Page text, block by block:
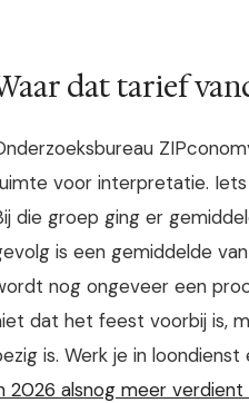
dat tarief
voor interpretatie.
die groep ging er
is een gemiddelde
nog ongeveer een
dat het feest voorbij is,
is. Werk je in
2026 alsnog meer